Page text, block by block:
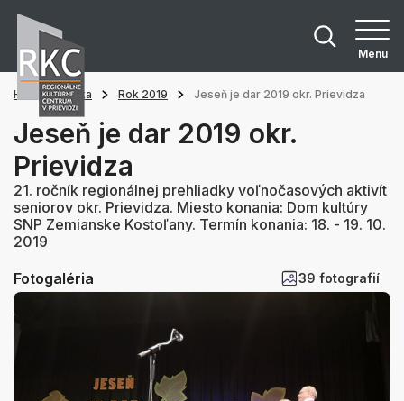
Menu
Hlavná stránka Rok 2019 Jeseň je dar 2019 okr. Prievidza
Jeseň je dar 2019 okr.
Prievidza
21. ročník regionálnej prehliadky voľnočasových aktivít
seniorov okr. Prievidza. Miesto konania: Dom kultúry
SNP Zemianske Kostoľany. Termín konania: 18. - 19. 10.
2019
Fotogaléria 39 fotografií